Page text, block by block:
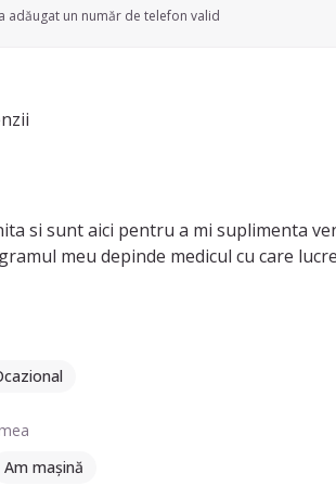
adăugat un număr de telefon valid
si sunt aici pentru a mi suplimenta
meu depinde medicul cu care
viziunea despre cresterea unui
Deși nu sunt specialistă, totuși consider că un copilaș nu
Am mașină